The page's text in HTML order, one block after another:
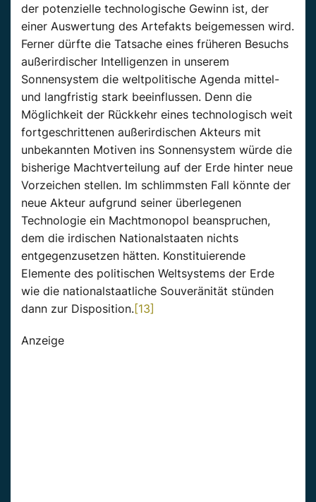
der potenzielle technologische Gewinn ist, der
einer Auswertung des Artefakts beigemessen wird.
Ferner dürfte die Tatsache eines früheren Besuchs
außerirdischer Intelligenzen in unserem
Sonnensystem die weltpolitische Agenda mittel-
und langfristig stark beeinflussen. Denn die
Möglichkeit der Rückkehr eines technologisch weit
fortgeschrittenen außerirdischen Akteurs mit
unbekannten Motiven ins Sonnensystem würde die
bisherige Machtverteilung auf der Erde hinter neue
Vorzeichen stellen. Im schlimmsten Fall könnte der
neue Akteur aufgrund seiner überlegenen
Technologie ein Machtmonopol beanspruchen,
dem die irdischen Nationalstaaten nichts
entgegenzusetzen hätten. Konstituierende
Elemente des politischen Weltsystems der Erde
wie die nationalstaatliche Souveränität stünden
dann zur Disposition.[13]
Anzeige